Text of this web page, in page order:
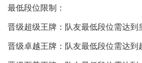
最低段位限制：
晋级超级王牌：队友最低段位需达到
晋级卓越王牌：队友最低段位需达到